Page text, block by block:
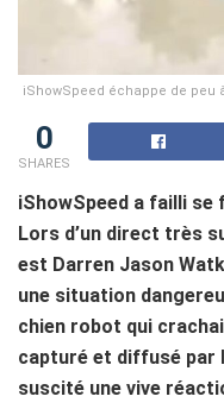
iShowSpeed échappe de peu
0
SHARES
iShowSpeed a failli
Lors d’un direct très
est Darren Jason
une situation
chien robot qui
capturé et diffusé par
suscité une vive